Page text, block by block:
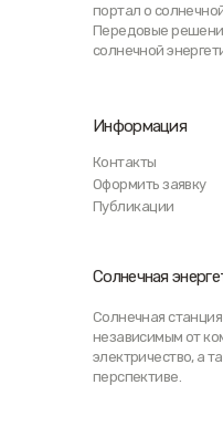
портал о
Передовые
солнечной
Информация
Контакты
Оформить заявку
Публикации
Солнечная
Солнечная
независимым от
электричество, а
перспективе.